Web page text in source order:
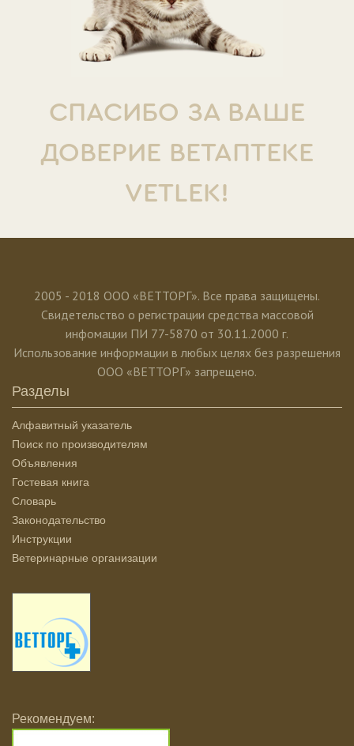
СПАСИБО ЗА ВАШЕ
ДОВЕРИЕ ВЕТАПТЕКЕ
VETLEK!
2005 - 2018 ООО «ВЕТТОРГ». Все права защищены.
Свидетельство о регистрации средства массовой
инфомации ПИ 77-5870 от 30.11.2000 г.
Использование информации в любых целях без разрешения
ООО «ВЕТТОРГ» запрещено.
Разделы
Алфавитный указатель
Поиск по производителям
Объявления
Гостевая книга
Словарь
Законодательство
Инструкции
Ветеринарные организации
Рекомендуем: